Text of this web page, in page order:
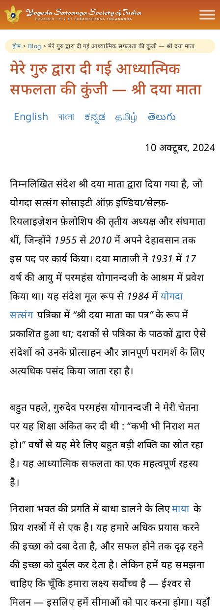
होम> Blog > मेरे गुरु द्वारा दी गई आध्यात्मिक सफलता की कुंजी — श्री दया माता
मेरे गुरु द्वारा दी गई आध्यात्मिक
सफलता की कुंजी — श्री दया माता
English বাংলা ಕನ್ನಡ தமிழ் తెలుగు
10 अक्टूबर, 2024
निम्नलिखित संदेश श्री दया माता द्वारा दिया गया है, जो
योगदा सत्संग सोसाइटी ऑफ़ इण्डिया/सेल्फ़-
रियलाइज़ेशन फ़ेलोशिप की तृतीय अध्यक्ष और संघमाता
थीं, जिन्होंने 1955 से 2010 में अपने देहावसान तक
इस पद पर कार्य किया। दया माताजी ने 1931 में 17
वर्ष की आयु में परमहंस योगानन्दजी के आश्रम में प्रवेश
किया था। यह संदेश मूल रूप से 1984 मेंयोगदा
सत्संगपत्रिका में “श्री दया माता का पत्र” के रूप में
प्रकाशित हुआ था; दशकों से पत्रिका के पाठकों द्वारा ऐसे
संदेशों को उनके प्रोत्साहन और ज्ञानपूर्ण परामर्श के लिए
अत्यधिक पसंद किया जाता रहा है।
बहुत पहले, गुरुदेव परमहंस योगानन्दजी ने मेरी चेतना
पर यह शिक्षा अंकित कर दी थी : “कभी भी निराश मत
हो।” वर्षों से यह मेरे लिए बहुत बड़ी शक्ति का स्रोत रहा
है। यह आध्यात्मिक सफलता का एक महत्वपूर्ण रहस्य
है।
निराशा भक्त की प्रगति में बाधा डालने के लिएमायाके
प्रिय शस्त्रों में से एक है। यह हमारे अधिक प्रयास करने
की इच्छा को दबा देता है, और सफल होने तक दृढ़ रहने
की इच्छा को दुर्बल कर देता है। लेकिन हमें यह समझना
चाहिए कि चूँकि हमारा लक्ष्य सर्वोच्च है — ईश्वर से
मिलन — इसलिए हमें सीमाओं को पार करना होगा। यहाँ